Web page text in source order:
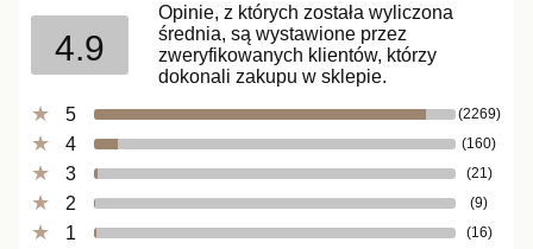
4.9
Opinie, z których została wyliczona
średnia, są wystawione przez
zweryfikowanych klientów, którzy
dokonali zakupu w sklepie.
5
(2269)
4 (160)
3 (21)
2 (9)
1 (16)